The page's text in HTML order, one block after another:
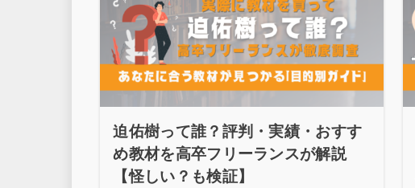
迫佑樹って誰？評判・実績・おすす
め教材を高卒フリーランスが解説
【怪しい？も検証】